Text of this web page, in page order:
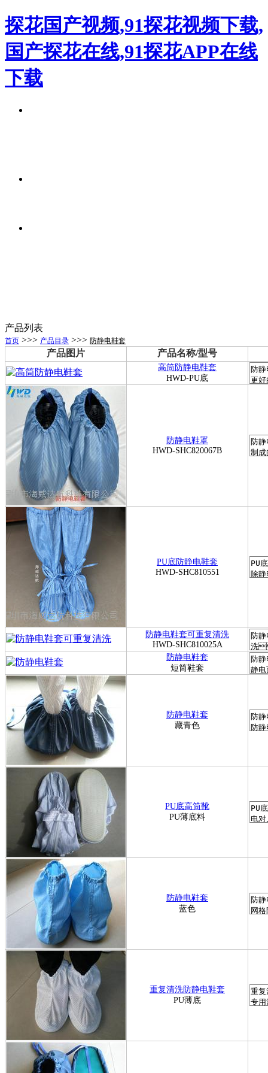
探花国产视频,91探花视频下载,
国产探花在线,91探花APP在线
下载
产品列表
首页 >>> 产品目录 >>> 防静电鞋套
产品图片 产品名称/型号
高筒防静电鞋套
HWD-PU底
防静电鞋罩
HWD-SHC820067B
PU底防静电鞋套
HWD-SHC810551
防静电鞋套可重复清洗
HWD-SHC810025A
防静电鞋套
短筒鞋套
防静电鞋套
藏青色
PU底高筒靴
PU薄底料
防静电鞋套
蓝色
重复清洗防静电鞋套
PU薄底